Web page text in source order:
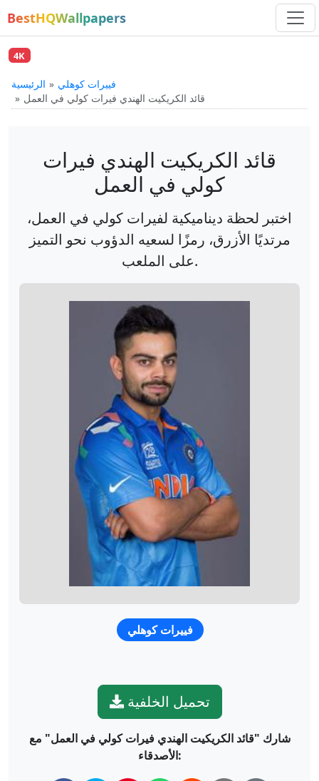
BestHQWallpapers
4K
الرئيسية
فييرات كوهلي
قائد الكريكيت الهندي فيرات كولي في العمل
قائد الكريكيت الهندي فيرات
كولي في العمل
اختبر لحظة ديناميكية لفيرات كولي في العمل،
مرتديًا الأزرق، رمزًا لسعيه الدؤوب نحو التميز
على الملعب.
فييرات كوهلي
تحميل الخلفية
شارك "قائد الكريكيت الهندي فيرات كولي في العمل" مع
الأصدقاء: